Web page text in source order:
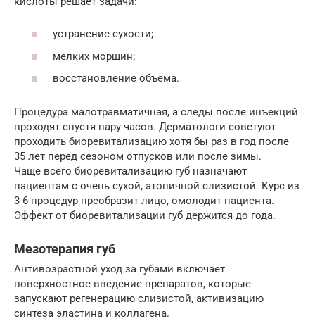
устранение сухости;
мелких морщин;
восстановление объема.
Процедура малотравматичная, а следы после инъекций
проходят спустя пару часов. Дерматологи советуют
проходить биоревитализацию хотя бы раз в год после
35 лет перед сезоном отпусков или после зимы.
Чаще всего биоревитализацию губ назначают
пациентам с очень сухой, атопичной слизистой. Курс из
3-6 процедур преобразит лицо, омолодит пациента.
Эффект от биоревитализации губ держится до года.
Мезотерапия губ
Антивозрастной уход за губами включает
поверхностное введение препаратов, которые
запускают регенерацию слизистой, активизацию
синтеза эластина и коллагена.